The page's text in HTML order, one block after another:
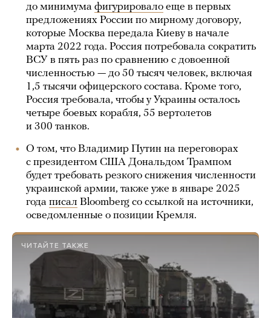
до минимума фигурировало еще в первых
предложениях России по мирному договору,
которые Москва передала Киеву в начале
марта 2022 года. Россия потребовала сократить
ВСУ в пять раз по сравнению с довоенной
численностью — до 50 тысяч человек, включая
1,5 тысячи офицерского состава. Кроме того,
Россия требовала, чтобы у Украины осталось
четыре боевых корабля, 55 вертолетов
и 300 танков.
О том, что Владимир Путин на переговорах
с президентом США Дональдом Трампом
будет требовать резкого снижения численности
украинской армии, также уже в январе 2025
года писал Bloomberg со ссылкой на источники,
осведомленные о позиции Кремля.
ЧИТАЙТЕ ТАКЖЕ